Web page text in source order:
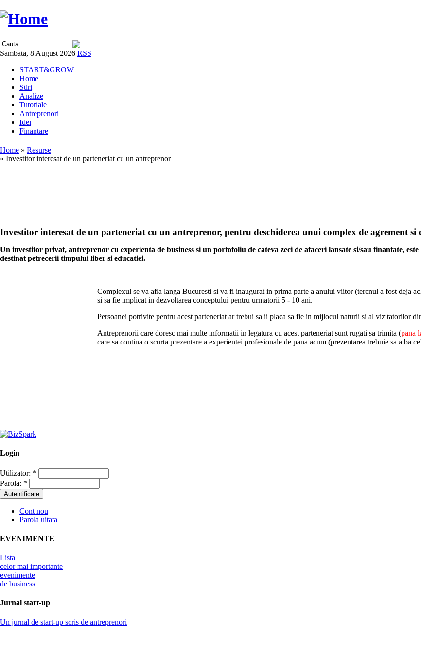
Sambata, 8 August 2026 RSS
START&GROW
Home
Stiri
Analize
Tutoriale
Antreprenori
Idei
Finantare
Home » Resurse
» Investitor interesat de un parteneriat cu un antreprenor
Investitor interesat de un parteneriat cu un antreprenor, pentru deschiderea unui complex de agrement si
Un investitor privat, antreprenor cu experienta de business si un portofoliu de cateva zeci de afaceri lansate si/sau finantate,
destinat petrecerii timpului liber si educatiei.
Complexul se va afla langa Bucuresti si va fi inaugurat in prima parte a anului viitor (terenul a fost deja
si sa fie implicat in dezvoltarea conceptului pentru urmatorii 5 - 10 ani.
Persoanei potrivite pentru acest parteneriat ar trebui sa ii placa sa fie in mijlocul naturii si al vizitatorilor
Antreprenorii care doresc mai multe informatii in legatura cu acest parteneriat sunt rugati sa trimita (pana
care sa contina o scurta prezentare a experientei profesionale de pana acum (prezentarea trebuie sa aiba
Login
Utilizator: *
Parola: *
Cont nou
Parola uitata
EVENIMENTE
Lista
celor mai importante
evenimente
de business
Jurnal start-up
Un jurnal de start-up scris de antreprenori